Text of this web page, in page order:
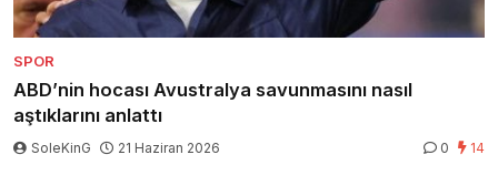
SPOR
ABD’nin hocası Avustralya savunmasını nasıl
aştıklarını anlattı
SoleKinG 21 Haziran 2026 0 14